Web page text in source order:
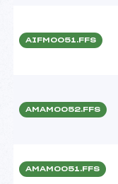
AIFM0051.FFS
AMAM0052.FFS
AMAM0051.FFS